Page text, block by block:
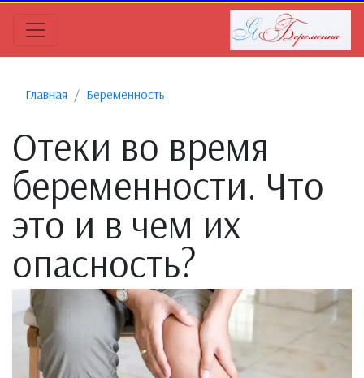
Главная Беременность
Отеки во время
беременности. Что
это и в чем их
опасность?